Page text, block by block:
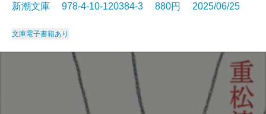
新潮文庫 978-4-10-120384-3 880円 2025/06/25
文庫電子書籍あり